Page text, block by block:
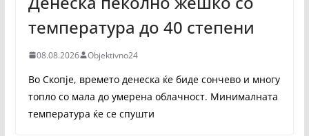
температура до 40 степени
08.08.2026 Objektivno24
Во Скопје, времето денеска ќе биде сончево и многу
топло со мала до умерена облачност. Минималната
температура ќе се спушти